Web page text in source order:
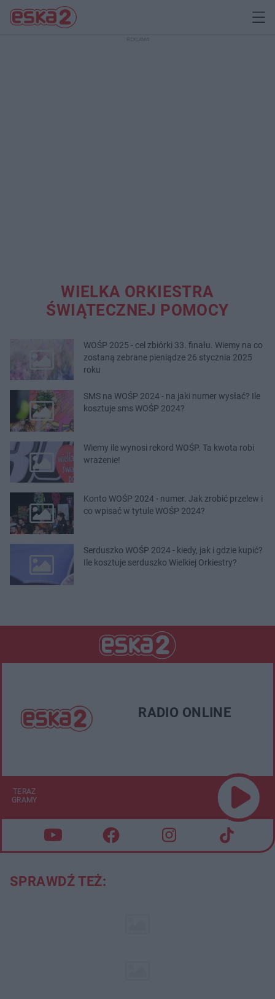
WIELKA ORKIESTRA
ŚWIĄTECZNEJ POMOCY
WOŚP 2025 - cel zbiórki 33. finału. Wiemy na co
zostaną zebrane pieniądze 26 stycznia 2025
roku
SMS na WOŚP 2024 - na jaki numer wysłać? Ile
kosztuje sms WOŚP 2024?
Wiemy ile wynosi rekord WOŚP. Ta kwota robi
wrażenie!
Konto WOŚP 2024 - numer. Jak zrobić przelew i
co wpisać w tytule WOŚP 2024?
Serduszko WOŚP 2024 - kiedy, jak i gdzie kupić?
Ile kosztuje serduszko Wielkiej Orkiestry?
RADIO ONLINE
TERAZ
GRAMY
SPRAWDŹ TEŻ: